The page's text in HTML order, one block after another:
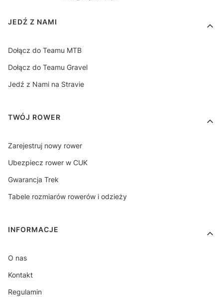
Linki w stopce
JEDŹ Z NAMI
Dołącz do Teamu MTB
Dołącz do Teamu Gravel
Jedź z Nami na Stravie
TWÓJ ROWER
Zarejestruj nowy rower
Ubezpiecz rower w CUK
Gwarancja Trek
Tabele rozmiarów rowerów i odzieży
INFORMACJE
O nas
Kontakt
Regulamin